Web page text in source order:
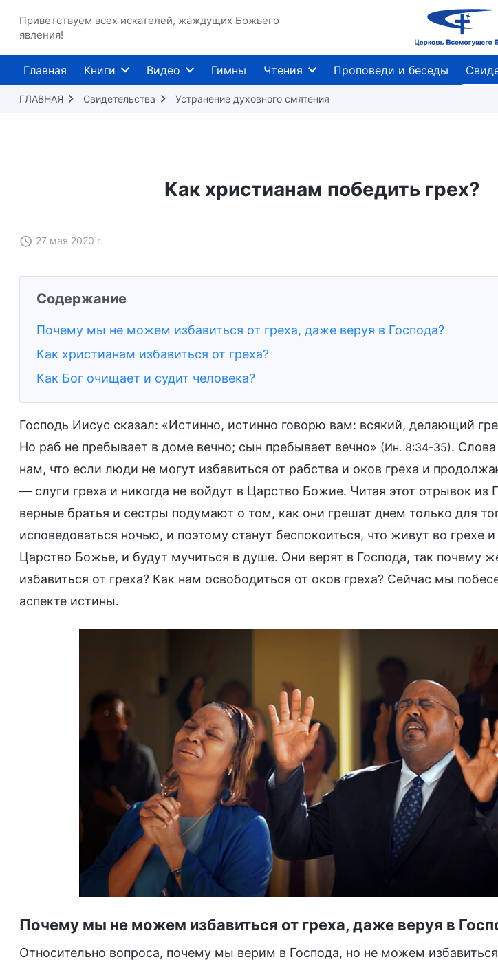
Приветствуем всех искателей, жаждущих Божьего
явления!
Главная Книги Видео Гимны Чтения Проповеди и беседы
ГЛАВНАЯ Свидетельства Устранение духовного смятения
Как христианам победить грех?
27 мая 2020 г.
Содержание
Почему мы не можем избавиться от греха, даже веруя в Господа?
Как христианам избавиться от греха?
Как Бог очищает и судит человека?
Господь Иисус сказал: «Истинно, истинно говорю вам: всякий, делающий
Но раб не пребывает в доме вечно; сын пребывает вечно» (Ин. 8:34-35). Слова
нам, что если люди не могут избавиться от рабства и оков греха и
— слуги греха и никогда не войдут в Царство Божие. Читая этот отрывок из
верные братья и сестры подумают о том, как они грешат днем только для
исповедоваться ночью, и поэтому станут беспокоиться, что живут во грехе
Царство Божье, и будут мучиться в душе. Они верят в Господа, так почему
избавиться от греха? Как нам освободиться от оков греха? Сейчас мы
аспекте истины.
Почему мы не можем избавиться от греха, даже веруя в
Относительно вопроса, почему мы верим в Господа, но не можем избавиться